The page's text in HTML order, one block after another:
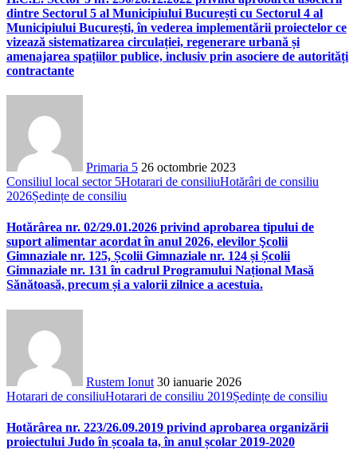
dintre Sectorul 5 al Municipiului București cu Sectorul 4 al
Municipiului București, în vederea implementării proiectelor ce
vizează sistematizarea circulației, regenerare urbană și
amenajarea spațiilor publice, inclusiv prin asociere de autorități
contractante
Primaria 5 26 octombrie 2023
Consiliul local sector 5Hotarari de consiliuHotărâri de consiliu
2026Ședințe de consiliu
Hotărârea nr. 02/29.01.2026 privind aprobarea tipului de
suport alimentar acordat în anul 2026, elevilor Şcolii
Gimnaziale nr. 125, Școlii Gimnaziale nr. 124 și Școlii
Gimnaziale nr. 131 în cadrul Programului Național Masă
Sănătoasă, precum și a valorii zilnice a acestuia.
Rustem Ionut 30 ianuarie 2026
Hotarari de consiliuHotarari de consiliu 2019Ședințe de consiliu
Hotărârea nr. 223/26.09.2019 privind aprobarea organizării
proiectului Judo în școala ta, în anul școlar 2019-2020